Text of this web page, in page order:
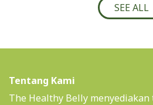
SEE ALL
Tentang Kami
The Healthy Belly